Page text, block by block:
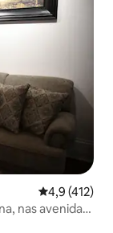
4,9 de uma
4,9 (412)
nas avenidas